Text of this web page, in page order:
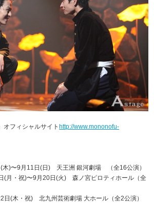
オフィシャルサイトhttp://www.mononofu-
木)〜9月11日(日) 天王洲 銀河劇場 （全16公演）
(月・祝)〜9月20日(火) 森ノ宮ピロティホール（全
日(木・祝) 北九州芸術劇場 大ホール（全2公演）